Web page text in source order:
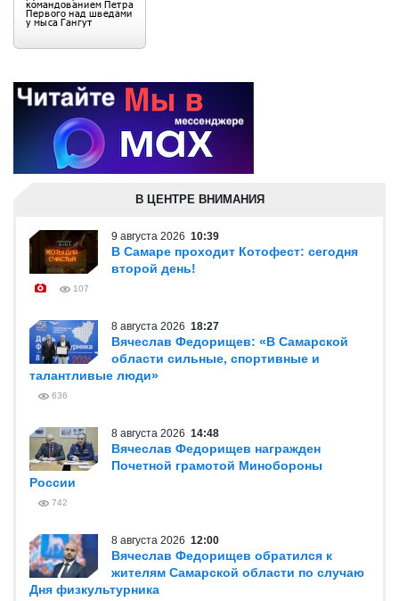
В ЦЕНТРЕ ВНИМАНИЯ
9 августа 2026 10:39
В Самаре проходит Котофест: сегодня
второй день!
107
8 августа 2026 18:27
Вячеслав Федорищев: «В Самарской
области сильные, спортивные и
талантливые люди»
636
8 августа 2026 14:48
Вячеслав Федорищев награжден
Почетной грамотой Минобороны
России
742
8 августа 2026 12:00
Вячеслав Федорищев обратился к
жителям Самарской области по случаю
Дня физкультурника